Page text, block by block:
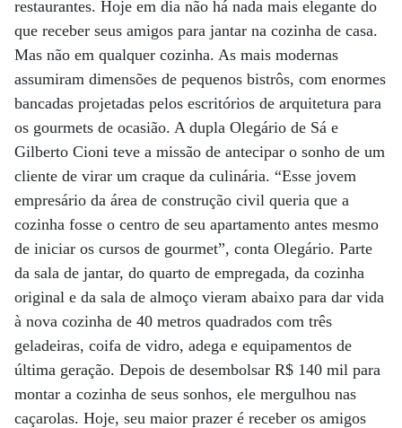
restaurantes. Hoje em dia não há nada mais elegante do
que receber seus amigos para jantar na cozinha de casa.
Mas não em qualquer cozinha. As mais modernas
assumiram dimensões de pequenos bistrôs, com enormes
bancadas projetadas pelos escritórios de arquitetura para
os gourmets de ocasião. A dupla Olegário de Sá e
Gilberto Cioni teve a missão de antecipar o sonho de um
cliente de virar um craque da culinária. “Esse jovem
empresário da área de construção civil queria que a
cozinha fosse o centro de seu apartamento antes mesmo
de iniciar os cursos de gourmet”, conta Olegário. Parte
da sala de jantar, do quarto de empregada, da cozinha
original e da sala de almoço vieram abaixo para dar vida
à nova cozinha de 40 metros quadrados com três
geladeiras, coifa de vidro, adega e equipamentos de
última geração. Depois de desembolsar R$ 140 mil para
montar a cozinha de seus sonhos, ele mergulhou nas
caçarolas. Hoje, seu maior prazer é receber os amigos